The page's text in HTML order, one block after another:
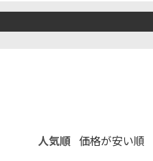
人気順 価格が安い順